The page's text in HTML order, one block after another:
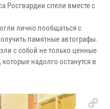
Росгвардии спели вместе с
лично пообщаться с
памятные автографы.
с собой не только ценные
надолго останутся в